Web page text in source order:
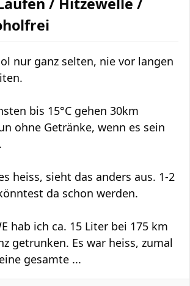
nur ganz selten, nie vor langen
bis 15°C gehen 30km
ohne Getränke, wenn es sein
heiss, sieht das anders aus. 1-2
da schon werden.
hab ich ca. 15 Liter bei 175 km
getrunken. Es war heiss, zumal
gesamte ...